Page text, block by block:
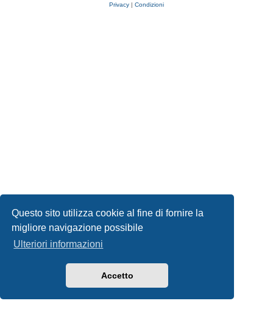
Questo sito utilizza cookie al fine di fornire la
migliore navigazione possibile
Ulteriori informazioni
Accetto
Privacy | Condizioni